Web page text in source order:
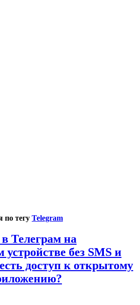
по тегу Telegram
Телеграм на
без SMS и
доступ к открытому